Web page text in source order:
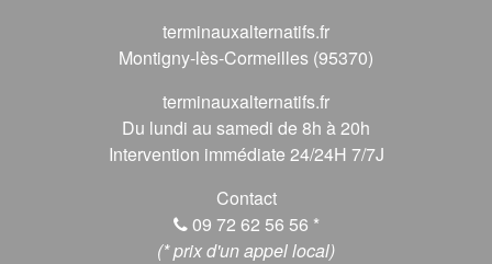
terminauxalternatifs.fr
Montigny-lès-Cormeilles (95370)
terminauxalternatifs.fr
Du lundi au samedi de 8h à 20h
Intervention immédiate 24/24H 7/7J
Contact
09 72 62 56 56 *
(* prix d'un appel local)